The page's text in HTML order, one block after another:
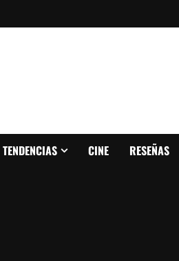
TENDENCIAS CINE RESEÑAS